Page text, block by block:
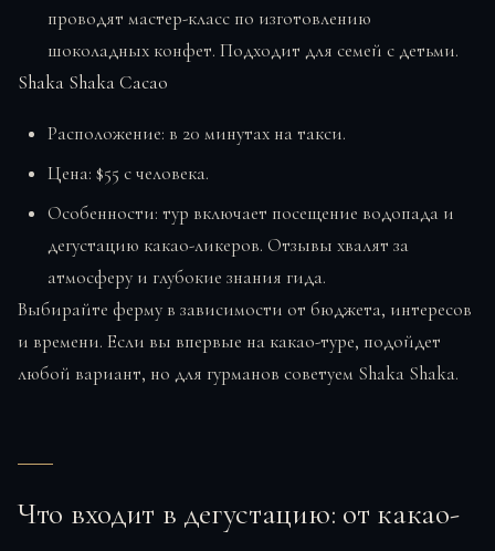
проводят мастер-класс по изготовлению
шоколадных конфет. Подходит для семей с детьми.
Shaka Shaka Cacao
Расположение: в 20 минутах на такси.
Цена: $55 с человека.
Особенности: тур включает посещение водопада и
дегустацию какао-ликеров. Отзывы хвалят за
атмосферу и глубокие знания гида.
Выбирайте ферму в зависимости от бюджета, интересов
и времени. Если вы впервые на какао-туре, подойдет
любой вариант, но для гурманов советуем Shaka Shaka.
Что входит в дегустацию: от какао-